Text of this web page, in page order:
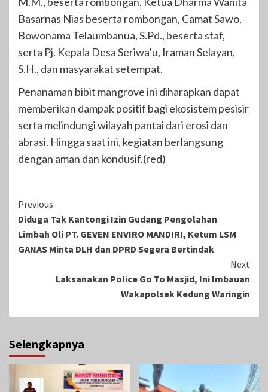
Basarnas Nias beserta rombongan, Camat Sawo,
Bowonama Telaumbanua, S.Pd., beserta staf,
serta Pj. Kepala Desa Seriwa’u, Iraman Selayan,
S.H., dan masyarakat setempat.
Penanaman bibit mangrove ini diharapkan dapat
memberikan dampak positif bagi ekosistem pesisir
serta melindungi wilayah pantai dari erosi dan
abrasi. Hingga saat ini, kegiatan berlangsung
dengan aman dan kondusif.(red)
Continue
Reading
Previous
Diduga Tak Kantongi Izin Gudang Pengolahan
Limbah Oli PT. GEVEN ENVIRO MANDIRI, Ketum LSM
GANAS Minta DLH dan DPRD Segera Bertindak
Next
Laksanakan Police Go To Masjid, Ini Imbauan
Wakapolsek Kedung Waringin
Selengkapnya